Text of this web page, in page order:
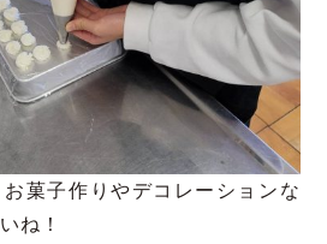
菓子作りやデコレーションな
ね！